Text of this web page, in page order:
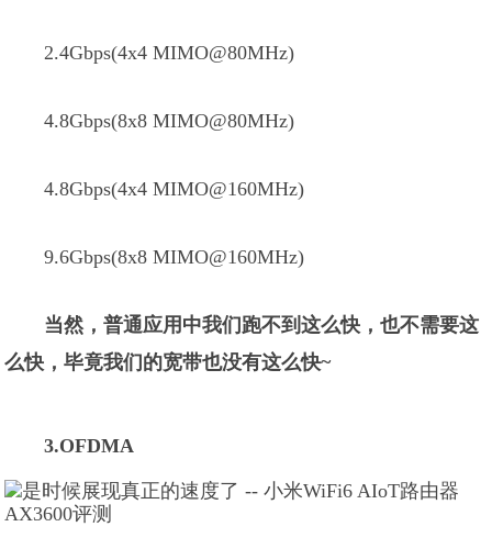
2.4Gbps(4x4 MIMO@80MHz)
4.8Gbps(8x8 MIMO@80MHz)
4.8Gbps(4x4 MIMO@160MHz)
9.6Gbps(8x8 MIMO@160MHz)
当然，普通应用中我们跑不到这么快，也不需要这
么快，毕竟我们的宽带也没有这么快~
3.OFDMA